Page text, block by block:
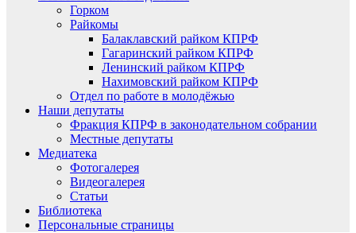
Горком
Райкомы
Балаклавский райком КПРФ
Гагаринский райком КПРФ
Ленинский райком КПРФ
Нахимовский райком КПРФ
Отдел по работе в молодёжью
Наши депутаты
Фракция КПРФ в законодательном собрании
Местные депутаты
Медиатека
Фотогалерея
Видеогалерея
Статьи
Библиотека
Персональные страницы